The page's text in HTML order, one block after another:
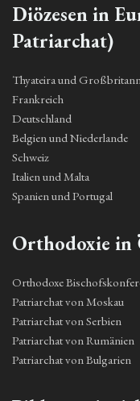
Diözesen in
Patriarchat)
Thyateira und
Frankreich
Deutschland
Belgien und Niederlande
Schweiz
Italien und Malta
Spanien und Portugal
Orthodoxie in
Orthodoxe
Patriarchat von Moskau
Patriarchat von Serbien
Patriarchat von Rumänien
Patriarchat von Bulgarien